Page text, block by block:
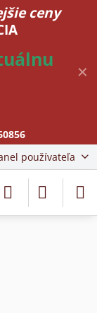
✕
ceny
používateľa